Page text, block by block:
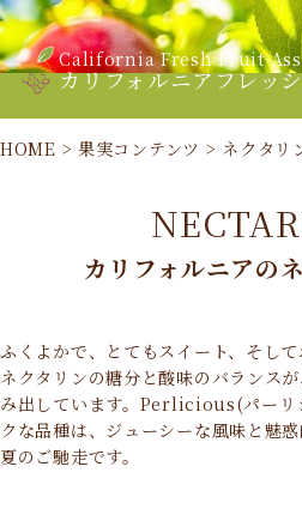
California Fresh Fruit
カリフォルニアフレッ
HOME > 果実コンテンツ > ネクタリ
カリフォルニアの
ふくよかで、とてもスイート、そして
ネクタリンの糖分と酸味のバランス
み出しています。Perlicious(パーリ
クな品種は、ジューシーな風味と魅
夏のご馳走です。